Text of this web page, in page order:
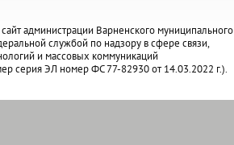
администрации Варненского муниципального
службой по надзору в сфере связи,
и массовых коммуникаций
серия ЭЛ номер ФС 77-82930 от 14.03.2022 г.).